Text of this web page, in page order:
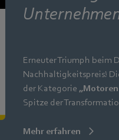
Erneuter Triumph beim
Nachhaltigkeitspreis!
der Kategorie
Spitze der
Mehr erfahren